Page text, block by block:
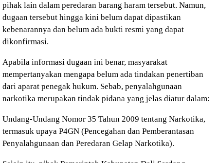
pihak lain dalam peredaran barang haram tersebut. Namun,
dugaan tersebut hingga kini belum dapat dipastikan
kebenarannya dan belum ada bukti resmi yang dapat
dikonfirmasi.
Apabila informasi dugaan ini benar, masyarakat
mempertanyakan mengapa belum ada tindakan penertiban
dari aparat penegak hukum. Sebab, penyalahgunaan
narkotika merupakan tindak pidana yang jelas diatur dalam:
Undang-Undang Nomor 35 Tahun 2009 tentang Narkotika,
termasuk upaya P4GN (Pencegahan dan Pemberantasan
Penyalahgunaan dan Peredaran Gelap Narkotika).